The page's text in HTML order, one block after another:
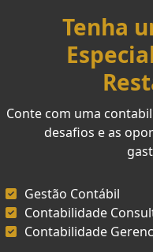
Tenha
Conte com uma
desafios e as
Gestão Contábil
Contabilidade
Contabilidade